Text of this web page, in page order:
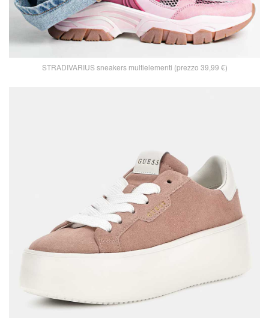
STRADIVARIUS sneakers multielementi (prezzo 39,99 €)